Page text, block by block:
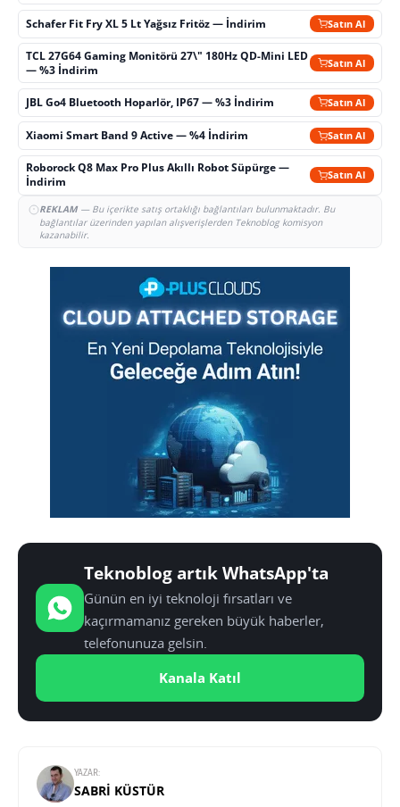
Schafer Fit Fry XL 5 Lt Yağsız Fritöz — İndirim Satın Al
TCL 27G64 Gaming Monitörü 27\" 180Hz QD-Mini LED
— %3 İndirim
Satın Al
JBL Go4 Bluetooth Hoparlör, IP67 — %3 İndirim Satın Al
Xiaomi Smart Band 9 Active — %4 İndirim Satın Al
Roborock Q8 Max Pro Plus Akıllı Robot Süpürge —
İndirim
Satın Al
REKLAM— Bu içerikte satış ortaklığı bağlantıları bulunmaktadır. Bu
bağlantılar üzerinden yapılan alışverişlerden Teknoblog komisyon
kazanabilir.
Teknoblog artık WhatsApp'ta
Günün en iyi teknoloji fırsatları ve
kaçırmamanız gereken büyük haberler,
telefonunuza gelsin.
Kanala Katıl
YAZAR:
SABRI KÜSTÜR